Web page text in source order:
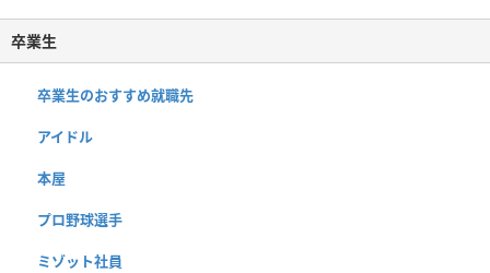
卒業生
卒業生のおすすめ就職先
アイドル
本屋
プロ野球選手
ミゾット社員